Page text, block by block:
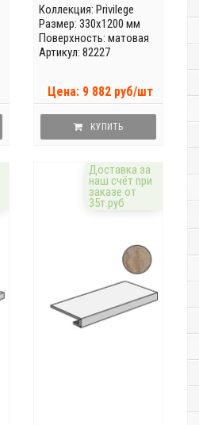
Коллекция: Privilege
Размер: 330x1200 мм
Поверхность: матовая
Артикул: 82227
Цена: 9 882 руб/шт
КУПИТЬ
Доставка за
наш счёт при
заказе от
35т.руб